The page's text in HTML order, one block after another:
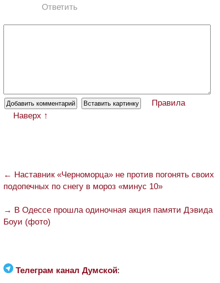
Ответить
Правила
Наверх ↑
← Наставник «Черноморца» не против погонять своих
подопечных по снегу в мороз «минус 10»
→ В Одессе прошла одиночная акция памяти Дэвида
Боуи (фото)
Телеграм канал Думской: